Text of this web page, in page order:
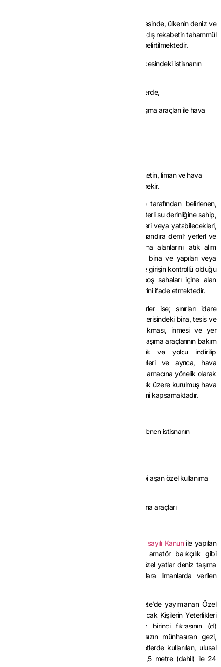
n (13/b) maddesinin gerekçesinde, ülkenin deniz ve
hava ticaret filosunun geliştirilmesinin teşviki ve dış rekabetin tahammül
edebilecek duruma getirilmesinin amaçlandığı belirtilmektedir.
n (13/b) maddesindeki istisnanın
– Liman ve hava meydanı olarak belirlenen yerlerde,
– Yük ve/veya yolcu taşımaya elverişli deniz taşıma araçları ile hava
Söz konusu istisnanın uygulanabilmesi için hizmetin, liman ve hava
meydanı olarak belirlenen yerlerde verilmesi gerekir.
Liman olarak belirlenen yerler; sınırları idare tarafından belirlenen,
gemilerin bağlama ve beklemelerine elverişli yeterli su derinliğine sahip,
güvence içinde yük ve yolcu alıp verebilecekleri veya yatabilecekleri,
barınabilecekleri büyüklükte rıhtım, iskele, şamandıra demir yerleri ve
yaklaşma alanları ile kapalı ve açık depolama alanlarını, atık alım
tesislerini, idari ve hizmet amacıyla kullanılan bina ve yapıları veya
bunların bazı kısımları ve bu bölümlerin hepsine girişin kontrollü olduğu
yerleri, diğer tüm yapıları, kullanımlı veya boş sahaları içine alan
bölümleri içeren doğal ya da yapay deniz yerlerini ifade etmektedir.
Hava meydanı (alanı) olarak belirlenen yerler ise; sınırları idare
tarafından belirlenen, karada ve su üzerinde, içerisindeki bina, tesis ve
donatımlar dahil hava taşıma araçlarının kalkması, inmesi ve yer
manevraları için hazırlanmış, söz konusu hava taşıma araçlarının bakım
ve diğer ihtiyaçlarının karşılanmasına, yük ve yolcu indirilip
bindirilmesine elverişli tesisleri bulunan yerleri ve ayrıca, hava
seyrüsefere ilişkin hizmetlerin yerine getirilmesi amacına yönelik olarak
hava meydanı uzantısı olarak faaliyet göstermek üzere kurulmuş hava
seyrüsefer istasyonları/hava seyrüsefer tesislerini kapsamaktadır.
n (13/b) maddesinde düzenlenen istisnanın
-Yolcu taşımaya elverişli gövde boyu 24 metreyi aşan özel kullanıma
-Yük ve/veya yolcu taşımaya elverişli hava taşıma araçları
7524 sayılı Kanunile yapılan
düzenlemeye göre gezi, eğlence, spor ve amatör balıkçılık gibi
faaliyetlerde kullanılan araçlar, özel tekne ve özel yatlar deniz taşıma
aracı olarak kabul edilmediğinden bu araçlara limanlarda verilen
18/1/2023 tarihli ve 32077 sayılı Resmî Gazete’de yayımlanan Özel
Teknelerin Donatımı ve Özel Tekneleri Kullanacak Kişilerin Yeterlikleri
Hakkında Yönetmeliğin 4 üncü maddesinin birinci fıkrasının (d)
bendinde; özel tekneler, ticari amaç olmaksızın münhasıran gezi,
eğlence, spor ve amatör balıkçılık gibi faaliyetlerde kullanılan, ulusal
standarda göre ölçüldüğünde gövde boyu 2,5 metre (dahil) ile 24